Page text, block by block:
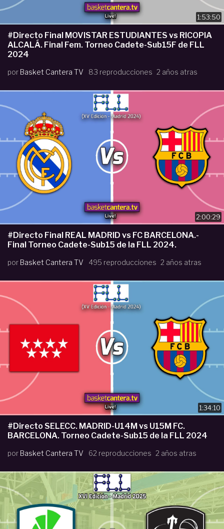
1:53:50
#Directo Final MOVISTAR ESTUDIANTES vs RICOPIA
ALCALÁ. Final Fem. Torneo Cadete-Sub15F de FLL
2024
por Basket Cantera TV 83 reproducciones 2 años atras
2:00:29
#Directo Final REAL MADRID vs FC BARCELONA.-
Final Torneo Cadete-Sub15 de la FLL 2024.
por Basket Cantera TV 495 reproducciones 2 años atras
1:34:10
#Directo SELECC. MADRID-U14M vs U15M FC.
BARCELONA. Torneo Cadete-Sub15 de la FLL 2024
por Basket Cantera TV 62 reproducciones 2 años atras